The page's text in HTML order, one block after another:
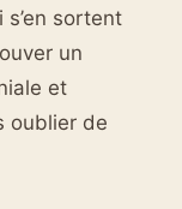
sortent
un
et
oublier de